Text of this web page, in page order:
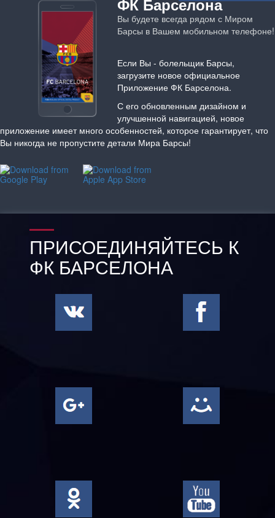
Вы будете всегда рядом с Миром
Барсы в Вашем мобильном телефоне!
Если Вы - болельщик Барсы,
загрузите новое официальное
Приложение ФК Барселона.
С его обновленным дизайном и
улучшенной навигацией, новое
приложение имеет много особенностей, которое гарантирует, что
Вы никогда не пропустите детали Мира Барсы!
ПРИСОЕДИНЯЙТЕСЬ К
ФК БАРСЕЛОНА